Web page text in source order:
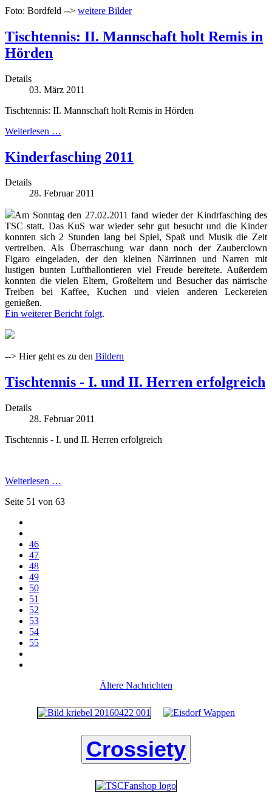
Foto: Bordfeld --> weitere Bilder
Tischtennis: II. Mannschaft holt Remis in
Hörden
Details
03. März 2011
Tischtennis: II. Mannschaft holt Remis in Hörden
Weiterlesen …
Kinderfasching 2011
Details
28. Februar 2011
Am Sonntag den 27.02.2011 fand wieder der Kindrfasching des
TSC statt. Das KuS war wieder sehr gut besucht und die Kinder
konnten sich 2 Stunden lang bei Spiel, Spaß und Musik die Zeit
vertreiben. Als Überraschung war dann noch der Zauberclown
Figaro eingeladen, der den kleinen Närrinnen und Narren mit
lustigen bunten Luftballontieren viel Freude bereitete. Außerdem
konnten die vielen Eltern, Großeltern und Besucher das närrische
Treiben bei Kaffee, Kuchen und vielen anderen Leckereien
genießen.
Ein weiterer Bericht folgt.
--> Hier geht es zu den Bildern
Tischtennis - I. und II. Herren erfolgreich
Details
28. Februar 2011
Tischtennis - I. und II. Herren erfolgreich
Weiterlesen …
Seite 51 von 63
46
47
48
49
50
51
52
53
54
55
Ältere Nachrichten
Crossiety